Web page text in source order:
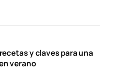
y claves para una
verano